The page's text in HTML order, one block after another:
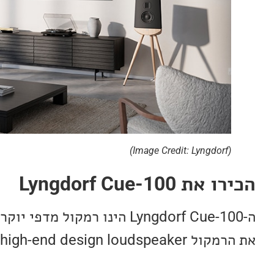
(Image Credit: Lyngdorf)
הכירו את Lyngdorf Cue-100